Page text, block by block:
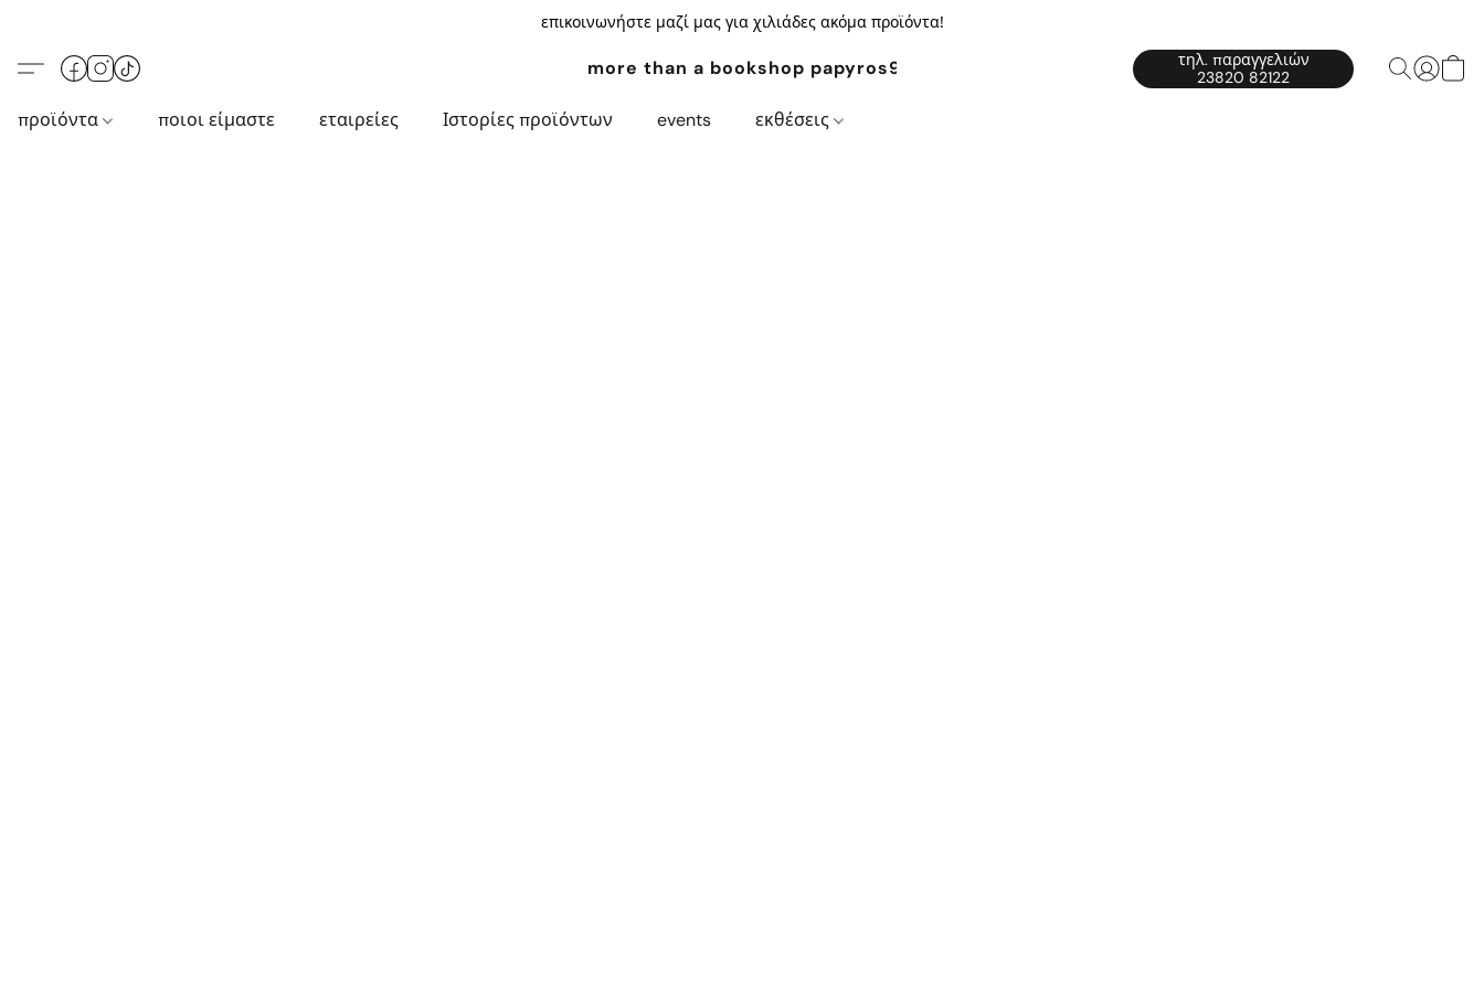
επικοινωνήστε μαζί μας για χιλιάδες ακόμα προϊόντα!
more than a bookshop papyros94.com
τηλ. παραγγελιών
23820 82122
προϊόντα ποιοι είμαστε εταιρείες Ιστορίες προϊόντων events εκθέσεις